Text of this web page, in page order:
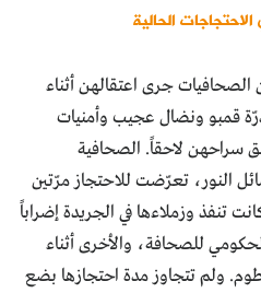
الحالية
جرى اعتقالهن أثناء
قمبو ونضال عجيب وأمنيات
سراحهن لاحقاً. الصحافية
النور، تعرّضت للاحتجاز مرّتين
تنفذ وزملاءها في الجريدة إضراباً
للصحافة، والأخرى أثناء
ولم تتجاوز مدة احتجازها بضع